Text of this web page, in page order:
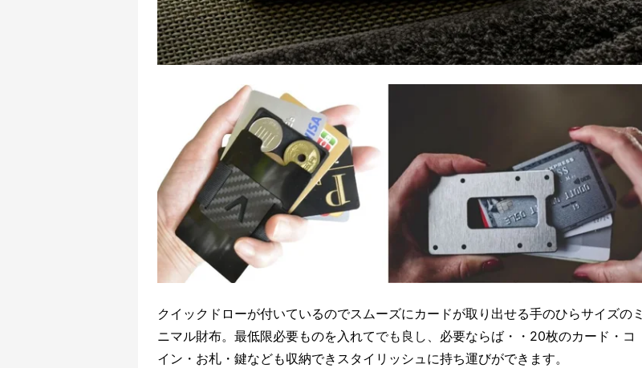
クイックドローが付いているのでスムーズにカードが取り出せる手のひらサイズのミ
ニマル財布。最低限必要ものを入れてでも良し、 必要ならば・・20枚のカード・コ
イン・お札・鍵なども収納できスタイリッシュに持ち運びができます。